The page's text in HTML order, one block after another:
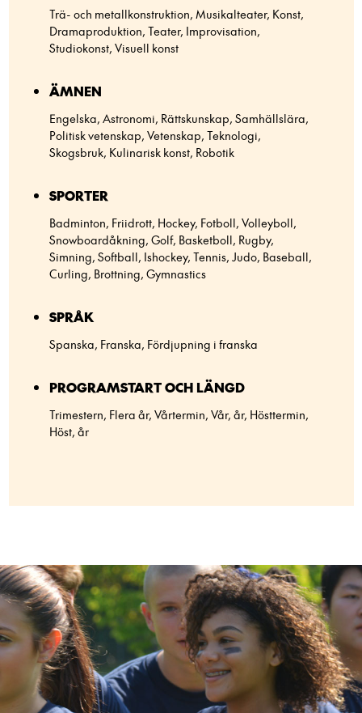
Trä- och metallkonstruktion, Musikalteater, Konst,
Dramaproduktion, Teater, Improvisation,
Studiokonst, Visuell konst
ÄMNEN
Engelska, Astronomi, Rättskunskap, Samhällslära,
Politisk vetenskap, Vetenskap, Teknologi,
Skogsbruk, Kulinarisk konst, Robotik
SPORTER
Badminton, Friidrott, Hockey, Fotboll, Volleyboll,
Snowboardåkning, Golf, Basketboll, Rugby,
Simning, Softball, Ishockey, Tennis, Judo, Baseball,
Curling, Brottning, Gymnastics
SPRÅK
Spanska, Franska, Fördjupning i franska
PROGRAMSTART OCH LÄNGD
Trimestern, Flera år, Vårtermin, Vår, år, Hösttermin,
Höst, år